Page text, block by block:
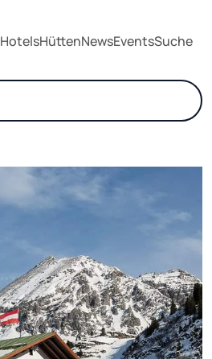
HotelsHüttenNewsEventsSuche